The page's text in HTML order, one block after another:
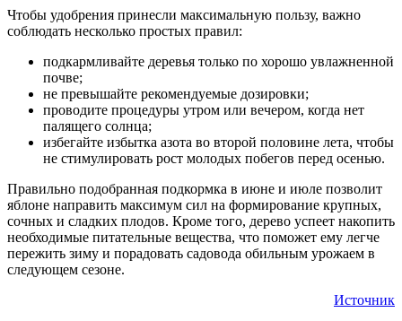
Чтобы удобрения принесли максимальную пользу, важно
соблюдать несколько простых правил:
подкармливайте деревья только по хорошо увлажненной
почве;
не превышайте рекомендуемые дозировки;
проводите процедуры утром или вечером, когда нет
палящего солнца;
избегайте избытка азота во второй половине лета, чтобы
не стимулировать рост молодых побегов перед осенью.
Правильно подобранная подкормка в июне и июле позволит
яблоне направить максимум сил на формирование крупных,
сочных и сладких плодов. Кроме того, дерево успеет накопить
необходимые питательные вещества, что поможет ему легче
пережить зиму и порадовать садовода обильным урожаем в
следующем сезоне.
Источник